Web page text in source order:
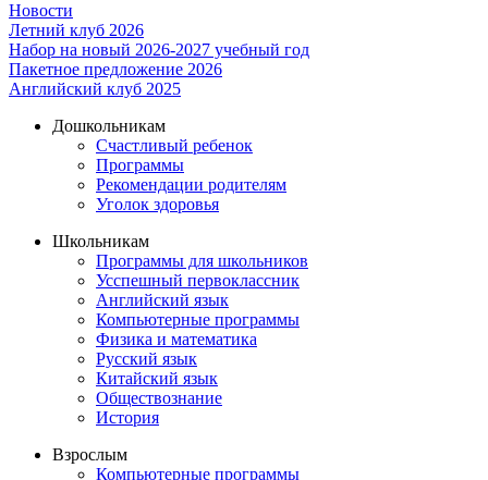
Новости
Летний клуб 2026
Набор на новый 2026-2027 учебный год
Пакетное предложение 2026
Английский клуб 2025
Дошкольникам
Счастливый ребенок
Программы
Рекомендации родителям
Уголок здоровья
Школьникам
Программы для школьников
Усспешный первоклассник
Английский язык
Компьютерные программы
Физика и математика
Русский язык
Китайский язык
Обществознание
История
Взрослым
Компьютерные программы